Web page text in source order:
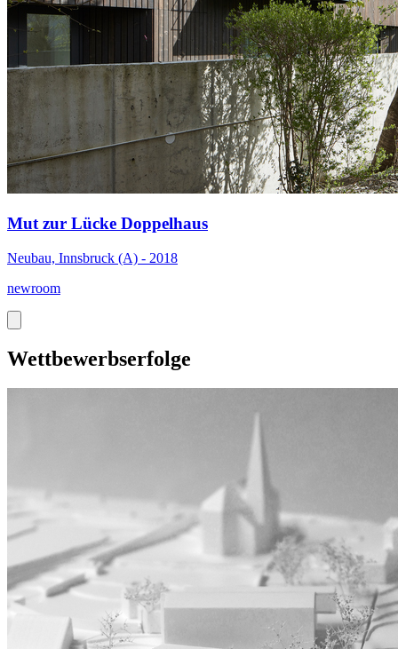
Mut zur Lücke Doppelhaus
Neubau, Innsbruck (A) - 2018
newroom
Wettbewerbserfolge